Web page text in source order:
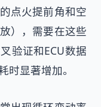
点火提前角和空
），需要在这些
验证和ECU数据
时显著增加。